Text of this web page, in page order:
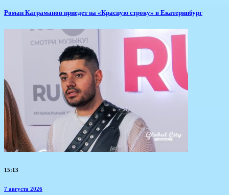
​Роман Каграманов приедет на «Красную строку» в Екатеринбург
15:13
7 августа 2026